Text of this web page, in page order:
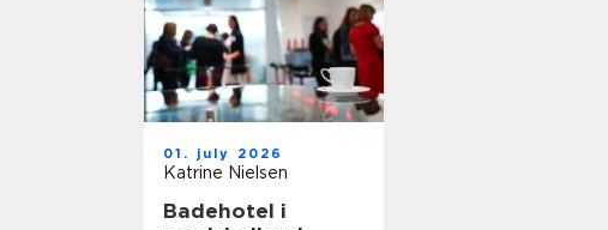
01. july 2026
Katrine Nielsen
Badehotel i